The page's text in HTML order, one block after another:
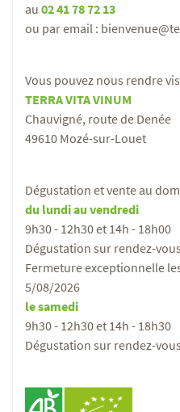
au 02 41 78 72 13
ou par email :
Vous pouvez nous rendre
TERRA VITA VINUM
Chauvigné, route de Denée
49610 Mozé-sur-Louet
Dégustation et vente au
du lundi au vendredi
9h30 - 12h30 et 14h - 18h00
Dégustation sur rendez-vous
Fermeture exceptionnelle
5/08/2026
le samedi
9h30 - 12h30 et 14h - 18h30
Dégustation sur rendez-vous